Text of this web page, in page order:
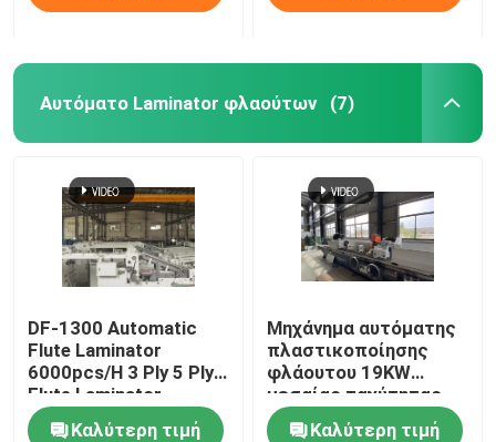
Αυτόματο Laminator φλαούτων (7)
DF-1300 Automatic
Flute Laminator
6000pcs/H 3 Ply 5 Ply
Flute Laminator
Καλύτερη τιμή
Μηχάνημα αυτόματης
πλαστικοποίησης
φλάουτου 19KW
μεσαίας ταχύτητας
DF-1650L
Καλύτερη τιμή